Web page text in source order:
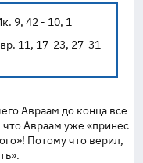
9, 42 - 10, 1
11, 17-23, 27-31
Авраам до конца все
Авраам уже «принес
Потому что верил,